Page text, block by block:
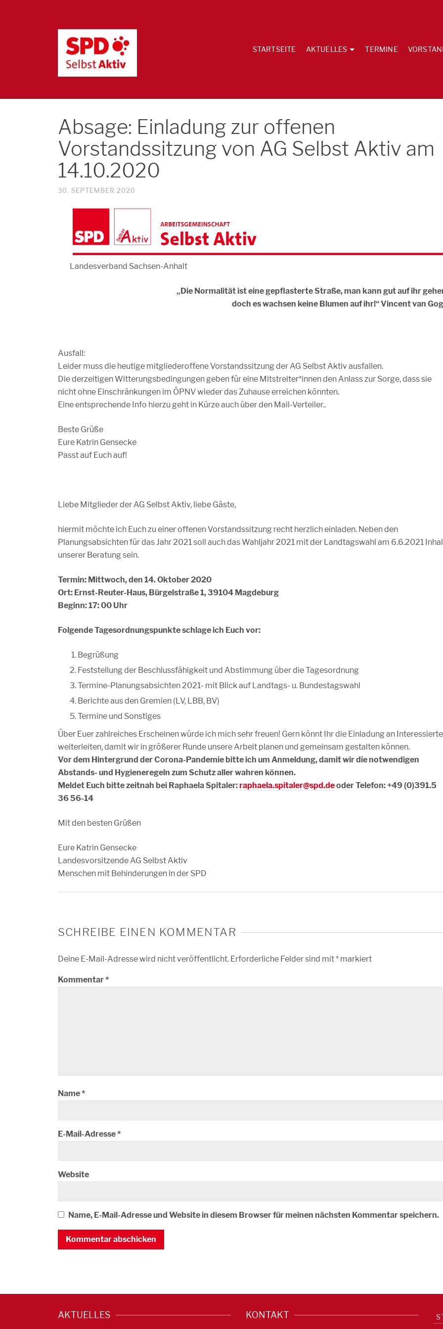
STARTSEITE AKTUELLES TERMINE
Absage: Einladung zur offenen
Vorstandssitzung von AG Selbst Aktiv am
14.10.2020
30. SEPTEMBER 2020
Landesverband Sachsen-Anhalt
„Die Normalität ist eine gepflasterte Straße, man kann gut auf ihr
doch es wachsen keine Blumen auf ihr!“ Vincent van
Ausfall:
Leider muss die heutige mitgliederoffene Vorstandssitzung der AG Selbst Aktiv ausfallen.
Die derzeitigen Witterungsbedingungen geben für eine Mitstreiter*innen den Anlass zur Sorge, dass sie
nicht ohne Einschränkungen im ÖPNV wieder das Zuhause erreichen könnten.
Eine entsprechende Info hierzu geht in Kürze auch über den Mail-Verteiler..
Beste Grüße
Eure Katrin Gensecke
Passt auf Euch auf!
Liebe Mitglieder der AG Selbst Aktiv, liebe Gäste,
hiermit möchte ich Euch zu einer offenen Vorstandssitzung recht herzlich einladen. Neben den
Planungsabsichten für das Jahr 2021 soll auch das Wahljahr 2021 mit der Landtagswahl am 6.6.2021
unserer Beratung sein.
Termin: Mittwoch, den 14. Oktober 2020
Ort: Ernst-Reuter-Haus, Bürgelstraße 1, 39104 Magdeburg
Beginn: 17: 00 Uhr
Folgende Tagesordnungspunkte schlage ich Euch vor:
Begrüßung
Feststellung der Beschlussfähigkeit und Abstimmung über die Tagesordnung
Termine-Planungsabsichten 2021- mit Blick auf Landtags- u. Bundestagswahl
Berichte aus den Gremien (LV, LBB, BV)
Termine und Sonstiges
Über Euer zahlreiches Erscheinen würde ich mich sehr freuen! Gern könnt Ihr die Einladung an Interessierte
weiterleiten, damit wir in größerer Runde unsere Arbeit planen und gemeinsam gestalten können.
Vor dem Hintergrund der Corona-Pandemie bitte ich um Anmeldung, damit wir die notwendigen
Abstands- und Hygieneregeln zum Schutz aller wahren können.
Meldet Euch bitte zeitnah bei Raphaela Spitaler:raphaela.spitaler@spd.deoder Telefon: +49 (0)391.5
36 56-14
Mit den besten Grüßen
Eure Katrin Gensecke
Landesvorsitzende AG Selbst Aktiv
Menschen mit Behinderungen in der SPD
SCHREIBE EINEN KOMMENTAR
Deine E-Mail-Adresse wird nicht veröffentlicht. Erforderliche Felder sind mit* markiert
Kommentar*
Name*
E-Mail-Adresse*
Website
Name, E-Mail-Adresse und Website in diesem Browser für meinen nächsten Kommentar speichern.
AKTUELLES KONTAKT